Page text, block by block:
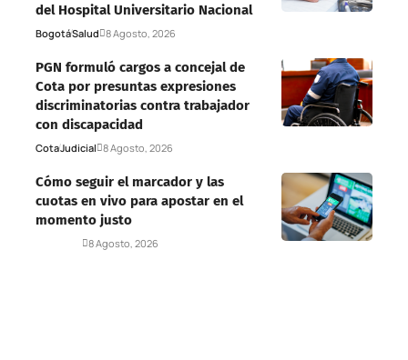
del Hospital Universitario Nacional
BogotáSalud 8 Agosto, 2026
PGN formuló cargos a concejal de
Cota por presuntas expresiones
discriminatorias contra trabajador
con discapacidad
CotaJudicial 8 Agosto, 2026
Cómo seguir el marcador y las
cuotas en vivo para apostar en el
momento justo
8 Agosto, 2026